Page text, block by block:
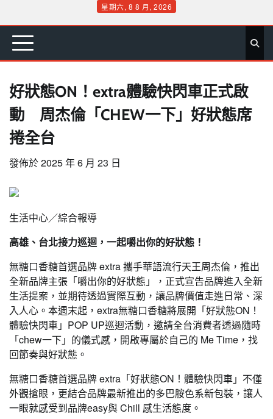
content
星期六, 8 8 月, 2026
首 要 娛 生 社 文 公 運 旅 政 地 專
好狀態ON！extra體驗快閃車正式啟
動 周杰倫「CHEW一下」好狀態席
捲全台
發佈於2025 年 6 月 23 日
生活中心／綜合報導
高雄、台北接力巡迴，一起嚼出你的好狀態！
無糖口香糖首選品牌 extra 攜手華語流行天王周杰倫，推出
全新品牌主張「嚼出你的好狀態」，正式宣告品牌進入全新
生活提案，並期待透過實際互動，讓品牌價值走進日常、深
入人心。本週末起，extra無糖口香糖將展開「好狀態ON！
體驗快閃車」POP UP巡迴活動，邀請全台消費者透過隨時
「chew一下」的儀式感，開啟專屬於自己的 Me Time，找
回節奏與好狀態。
無糖口香糖首選品牌 extra「好狀態ON！體驗快閃車」不僅
外觀搶眼，更結合品牌最新推出的多巴胺色系新包裝，讓人
一眼就感受到品牌easy與 Chill 感生活態度。